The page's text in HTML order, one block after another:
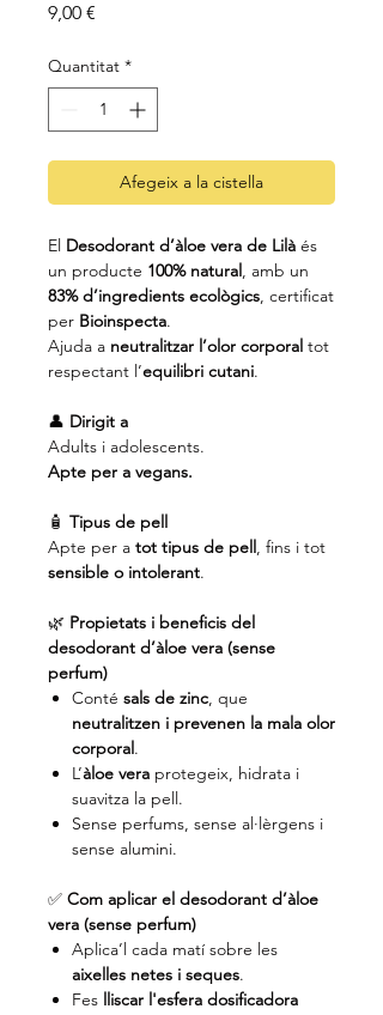
9,00 €
Quantitat *
Afegeix a la cistella
El Desodorant d’àloe vera de Lilà és
un producte 100% natural , amb un
83% d’ingredients ecològics, certificat
per Bioinspecta.
Ajuda a neutralitzar l’olor corporal tot
respectant l’equilibri cutani.
👤 Dirigit a
Adults i adolescents.
Apte per a vegans.
🧴 Tipus de pell
Apte per a tot tipus de pell , fins i tot
sensible o intolerant.
🌿 Propietats i beneficis del
desodorant d’àloe vera (sense
perfum)
Conté sals de zinc, que
neutralitzen i prevenen la mala olor
corporal .
L’àloe vera protegeix, hidrata i
suavitza la pell.
Sense perfums, sense al·lèrgens i
sense alumini.
✅ Com aplicar el desodorant d’àloe
vera (sense perfum)
Aplica’l cada matí sobre les
aixelles netes i seques.
Fes
lliscar l'esfera dosificadora